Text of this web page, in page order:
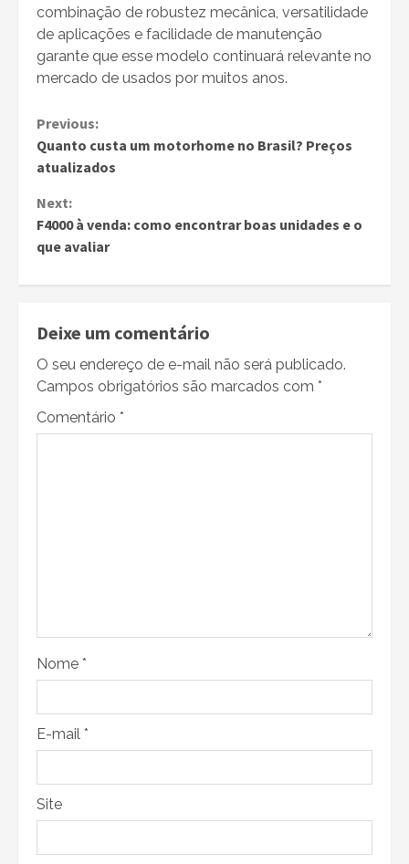
combinação de robustez mecânica, versatilidade
de aplicações e facilidade de manutenção
garante que esse modelo continuará relevante no
mercado de usados por muitos anos.
Continue
Reading
Previous:
Quanto custa um motorhome no Brasil? Preços
atualizados
Next:
F4000 à venda: como encontrar boas unidades e o
que avaliar
Deixe um comentário
O seu endereço de e-mail não será publicado.
Campos obrigatórios são marcados com *
Comentário *
Nome *
E-mail *
Site